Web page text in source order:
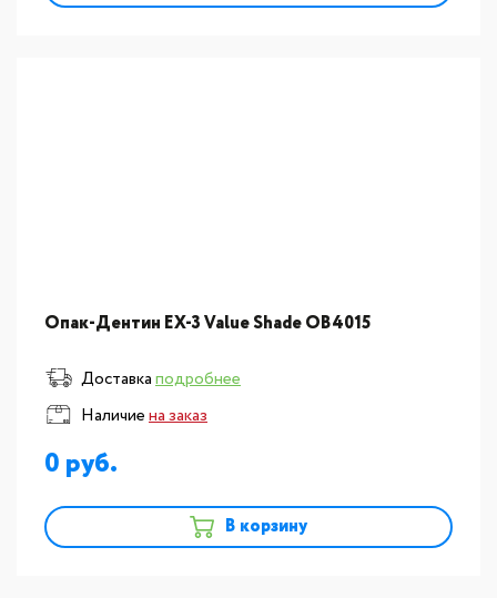
Опак-Дентин EX-3 Value Shade OB4015
Доставкаподробнее
Наличиена заказ
0
В корзину